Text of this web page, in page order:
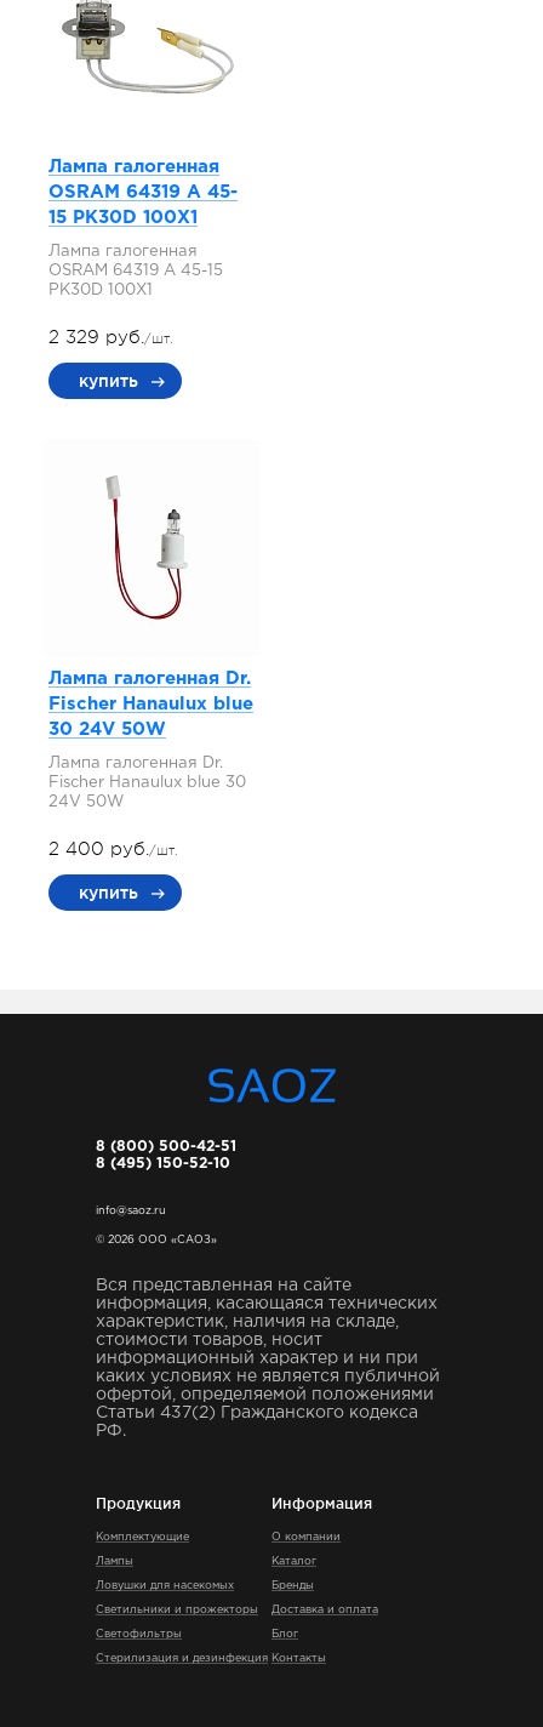
Лампа галогенная
OSRAM 64319 A 45-
15 PK30D 100X1
Лампа галогенная
OSRAM 64319 A 45-15
PK30D 100X1
2 329 руб./шт.
купить
Лампа галогенная Dr.
Fischer Hanaulux blue
30 24V 50W
Лампа галогенная Dr.
Fischer Hanaulux blue 30
24V 50W
2 400 руб./шт.
купить
8 (800) 500-42-51
8 (495) 150-52-10
info@saoz.ru
© 2026 ООО «САОЗ»
Вся представленная на сайте
информация, касающаяся технических
характеристик, наличия на складе,
стоимости товаров, носит
информационный характер и ни при
каких условиях не является публичной
офертой, определяемой положениями
Статьи 437(2) Гражданского кодекса
РФ.
Продукция
Комплектующие
Лампы
Ловушки для насекомых
Светильники и прожекторы
Светофильтры
Стерилизация и дезинфекция
Информация
О компании
Каталог
Бренды
Доставка и оплата
Блог
Контакты